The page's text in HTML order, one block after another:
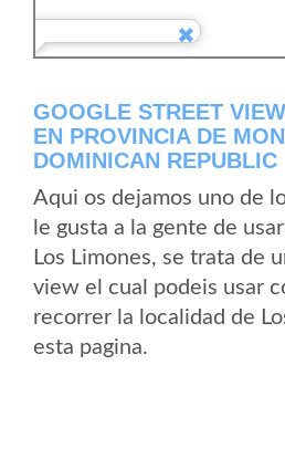
GOOGLE STREET
EN PROVINCIA DE
DOMINICAN REPUBLIC
Aqui os dejamos uno de
le gusta a la gente de
Los Limones, se trata de
view el cual podeis usar
recorrer la localidad de
esta pagina.